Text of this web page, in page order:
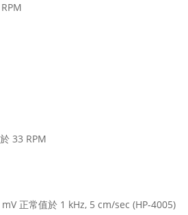
33 RPM
正常值於 1 kHz, 5 cm/sec (HP-4005)